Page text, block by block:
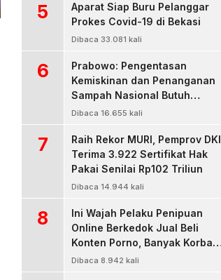
5
Aparat Siap Buru Pelanggar
Prokes Covid-19 di Bekasi
Dibaca 33.081 kali
6
Prabowo: Pengentasan
Kemiskinan dan Penanganan
Sampah Nasional Butuh
Persatuan dan Kepemimpinan
Dibaca 16.655 kali
7
Raih Rekor MURI, Pemprov DKI
Terima 3.922 Sertifikat Hak
Pakai Senilai Rp102 Triliun
Dibaca 14.944 kali
8
Ini Wajah Pelaku Penipuan
Online Berkedok Jual Beli
Konten Porno, Banyak Korban
Rugi Jutaan Rupiah
Dibaca 8.942 kali